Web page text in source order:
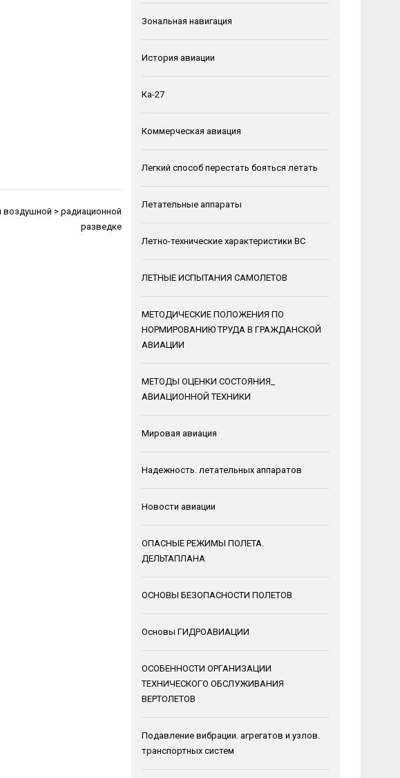
> радиационной
разведке
Зональная навигация
История авиации
Ка-27
Коммерческая авиация
Легкий способ перестать бояться летать
Летательные аппараты
Летно-технические характеристики ВС
ЛЕТНЫЕ ИСПЫТАНИЯ САМОЛЕТОВ
МЕТОДИЧЕСКИЕ ПОЛОЖЕНИЯ ПО
НОРМИРОВАНИЮ ТРУДА В ГРАЖДАНСКОЙ
АВИАЦИИ
МЕТОДЫ ОЦЕНКИ СОСТОЯНИЯ_
АВИАЦИОННОЙ ТЕХНИКИ
Мировая авиация
Надежность. летательных аппаратов
Новости авиации
ОПАСНЫЕ РЕЖИМЫ ПОЛЕТА.
ДЕЛЬТАПЛАНА
ОСНОВЫ БЕЗОПАСНОСТИ ПОЛЕТОВ
Основы ГИДРОАВИАЦИИ
ОСОБЕННОСТИ ОРГАНИЗАЦИИ
ТЕХНИЧЕСКОГО ОБСЛУЖИВАНИЯ
ВЕРТОЛЕТОВ
Подавление вибрации. агрегатов и узлов.
транспортных систем